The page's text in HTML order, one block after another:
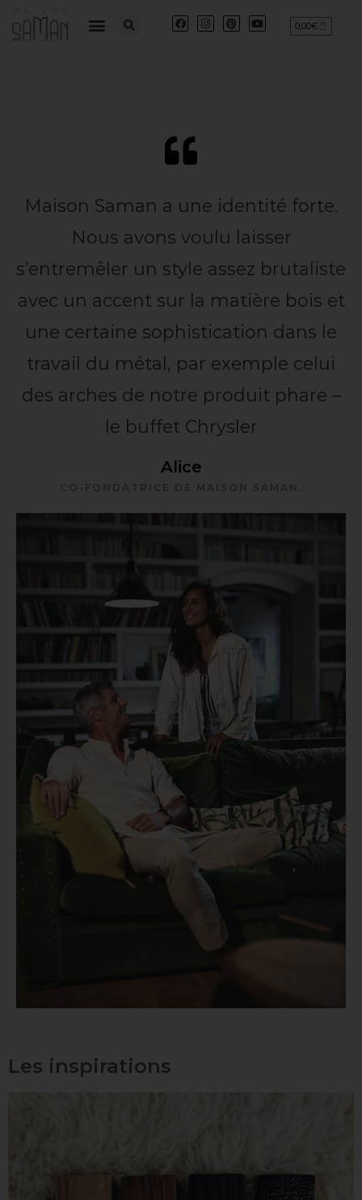
0,00€
Maison Saman a une identité forte.
Nous avons voulu laisser
s’entremêler un style assez brutaliste
avec un accent sur la matière bois et
une certaine sophistication dans le
travail du métal, par exemple celui
des arches de notre produit phare –
le buffet Chrysler
Alice
Les inspirations